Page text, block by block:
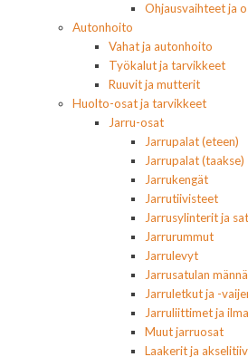
Ohjausvaihteet ja
Autonhoito
Vahat ja autonhoito
Työkalut ja tarvikkeet
Ruuvit ja mutterit
Huolto-osat ja tarvikkeet
Jarru-osat
Jarrupalat (eteen)
Jarrupalat (taakse)
Jarrukengät
Jarrutiivisteet
Jarrusylinterit ja
Jarrurummut
Jarrulevyt
Jarrusatulan
Jarruletkut ja -
Jarruliittimet ja
Muut jarruosat
Laakerit ja